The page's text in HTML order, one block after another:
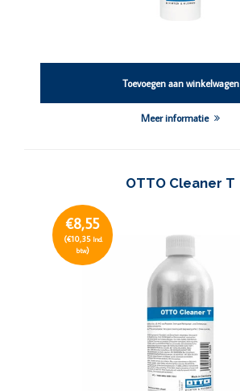
Toevoegen aan winkelwagen
Meer informatie
OTTO Cleaner T
€8,55
(€10,35 Incl.
btw)